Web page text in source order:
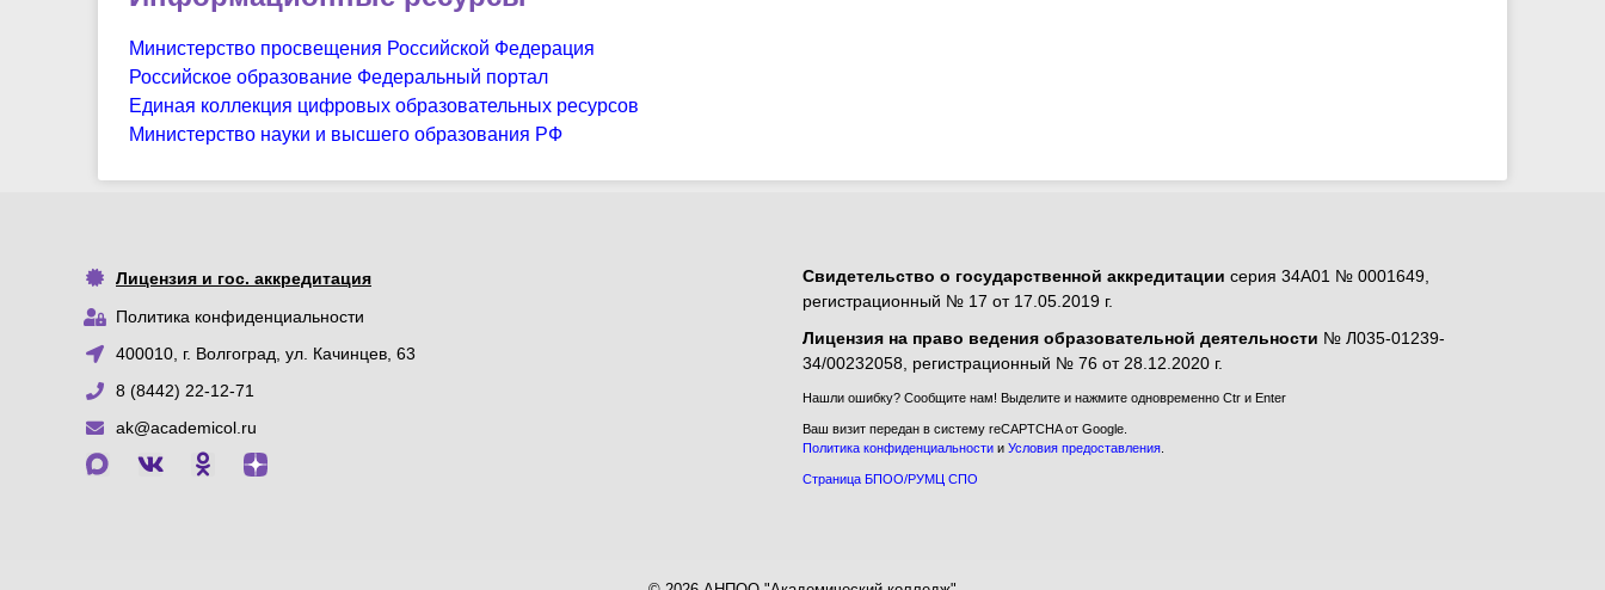
Министерство просвещения Российской Федерация
Российское образование Федеральный портал
Единая коллекция цифровых образовательных ресурсов
Министерство науки и высшего образования РФ
Лицензия и гос. аккредитация
Политика конфиденциальности
400010, г. Волгоград, ул. Качинцев, 63
8 (8442) 22-12-71
ak@academicol.ru
Свидетельство о государственной аккредитации серия 34А01 № 0001649,
регистрационный № 17 от 17.05.2019 г.
Лицензия на право ведения образовательной деятельности № Л035-01239-
34/00232058, регистрационный № 76 от 28.12.2020 г.
Нашли ошибку? Сообщите нам! Выделите и нажмите одновременно Ctr и Enter
Ваш визит передан в систему reCAPTCHA от Google.
Политика конфиденциальности и Условия предоставления
Страница БПОО/РУМЦ СПО